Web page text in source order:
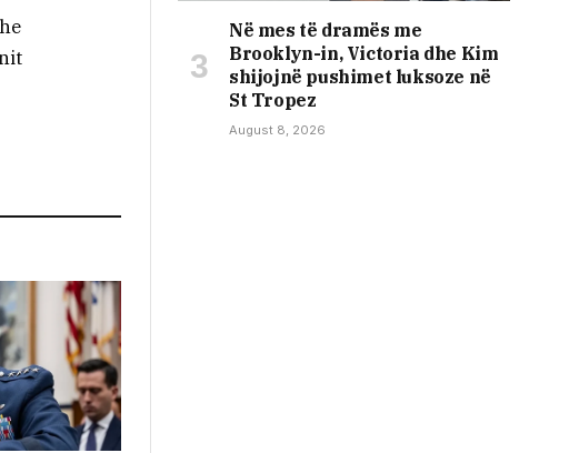
Në mes të dramës me
Brooklyn-in, Victoria dhe Kim
shijojnë pushimet luksoze në
St Tropez
August 8, 2026